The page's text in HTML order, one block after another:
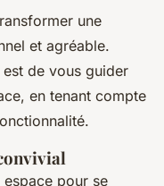
une
et agréable.
de vous guider
en tenant compte
pour se